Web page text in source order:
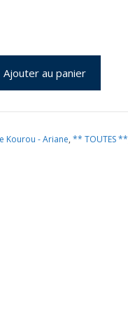
Ajouter au panier
Kourou - Ariane,** TOUTES **